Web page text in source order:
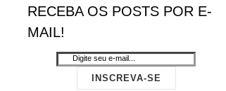
RECEBA OS POSTS POR E-
MAIL!